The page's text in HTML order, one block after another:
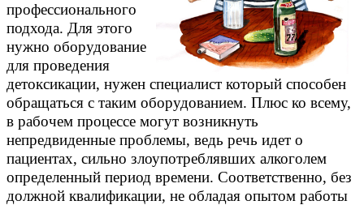
профессионального
подхода. Для этого
нужно оборудование
для проведения
детоксикации, нужен специалист который способен
обращаться с таким оборудованием. Плюс ко всему,
в рабочем процессе могут возникнуть
непредвиденные проблемы, ведь речь идет о
пациентах, сильно злоупотреблявших алкоголем
определенный период времени. Соответственно, без
должной квалификации, не обладая опытом работы